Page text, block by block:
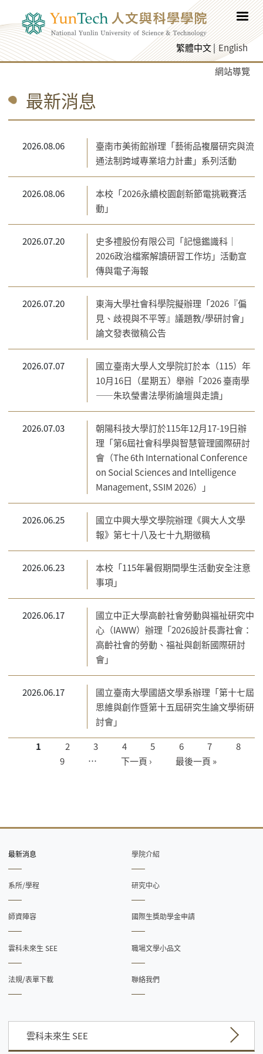
繁體中文 English
網站導覽
最新消息
2026.08.06
臺南市美術館辦理「藝術品複層研究與流
通法制跨域專業培力計畫」系列活動
2026.08.06
本校「2026永續校園創新節電挑戰賽活
動」
2026.07.20
史多禮股份有限公司「記憶鑑識科｜
2026政治檔案解讀研習工作坊」活動宣
傳與電子海報
2026.07.20
東海大學社會科學院擬辦理「2026『偏
見、歧視與不平等』議題教/學研討會」
論文發表徵稿公告
2026.07.07
國立臺南大學人文學院訂於本（115）年
10月16日（星期五）舉辦「2026 臺南學
——朱玖瑩書法學術論壇與走讀」
2026.07.03
朝陽科技大學訂於115年12月17-19日辦
理「第6屆社會科學與智慧管理國際研討
會（The 6th International Conference
on Social Sciences and Intelligence
Management, SSIM 2026）」
2026.06.25
國立中興大學文學院辦理《興大人文學
報》第七十八及七十九期徵稿
2026.06.23
本校「115年暑假期間學生活動安全注意
事項」
2026.06.17
國立中正大學高齡社會勞動與福祉研究中
心（IAWW）辦理「2026設計長壽社會：
高齡社會的勞動、福祉與創新國際研討
會」
2026.06.17
國立臺南大學國語文學系辦理「第十七屆
思維與創作暨第十五屆研究生論文學術研
討會」
頁面
1 2 3 4 5 6 7
8
9
… 下一頁 › 最後一頁 »
最新消息 學院介紹
系所/學程 研究中心
師資陣容 國際生獎助學金申請
雲科未來生 SEE 職場文學小品文
法規/表單下載 聯絡我們
雲科未來生 SEE